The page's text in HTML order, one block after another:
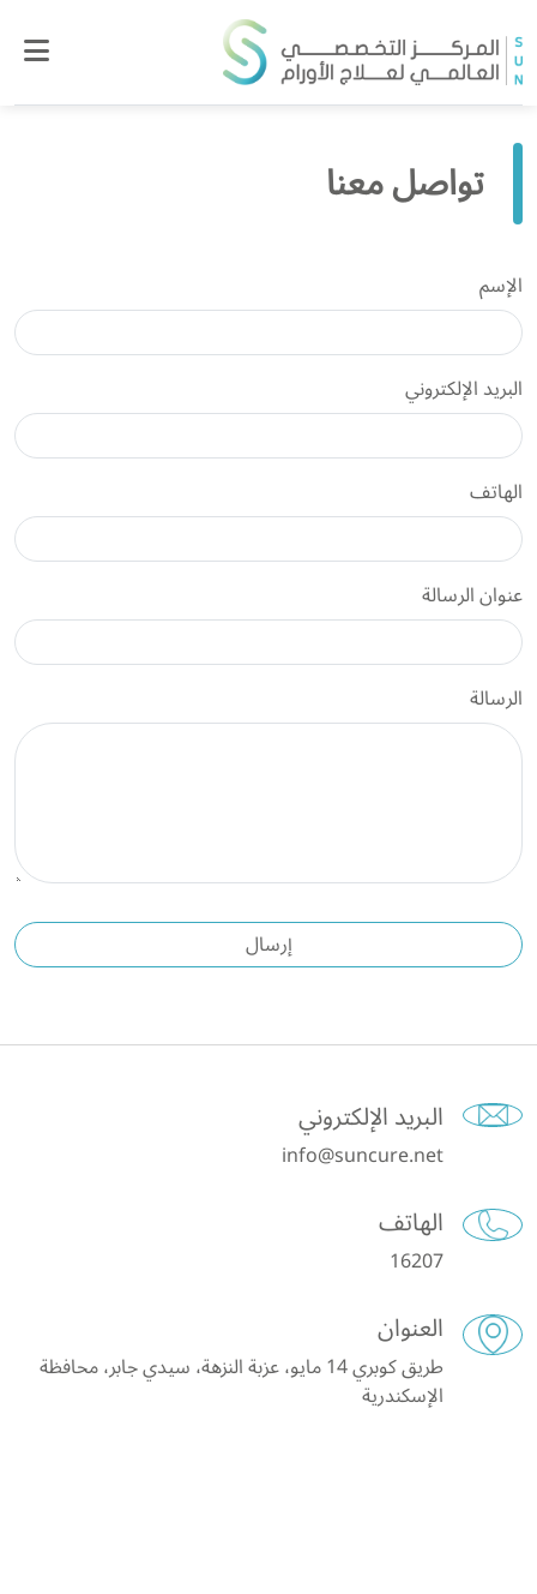
تواصل معنا
الإسم
البريد الإلكتروني
الهاتف
عنوان الرسالة
الرسالة
البريد الإلكتروني
info@suncure.net
الهاتف
16207
العنوان
طريق كوبري 14 مايو، عزبة النزهة، سيدي جابر، محافظة
الإسكندرية